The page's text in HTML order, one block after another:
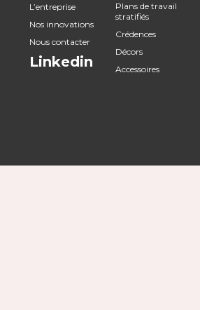
L’entreprise
Nos innovations
Nous contacter
Linkedin
Plans de travail
stratifiés
Crédences
Décors
Accessoires